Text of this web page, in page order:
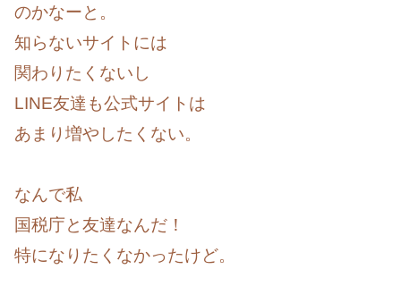
のかなーと。
知らないサイトには
関わりたくないし
LINE友達も公式サイトは
あまり増やしたくない。
なんで私
国税庁と友達なんだ！
特になりたくなかったけど。